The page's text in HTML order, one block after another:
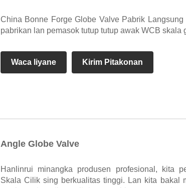
China Bonne Forge Globe Valve Pabrik
pabrikan lan pemasok tutup tutup awak WCB skala
Waca liyane Kirim Pitakonan
Angle Globe Valve
Hanlinrui minangka produsen profesional, kita
Skala Cilik sing berkualitas tinggi. Lan kita bakal